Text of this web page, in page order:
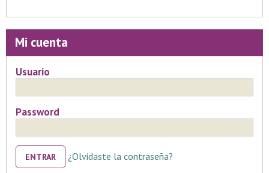
Mi cuenta
Usuario
Password
ENTRAR ¿Olvidaste la contraseña?